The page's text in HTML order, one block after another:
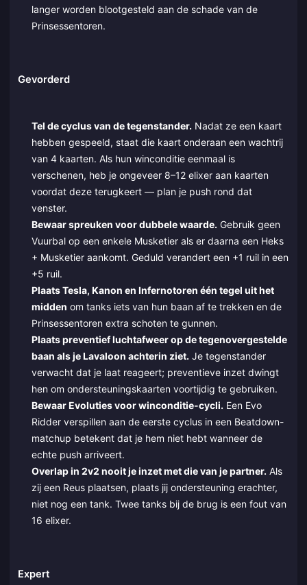
langer worden blootgesteld aan de schade van de
Prinsessentoren.
Gevorderd
Tel de cyclus van de tegenstander. Nadat ze een kaart
hebben gespeeld, staat die kaart onderaan een wachtrij
van 4 kaarten. Als hun winconditie eenmaal is
verschenen, heb je ongeveer 8–12 elixer aan kaarten
voordat deze terugkeert — plan je push rond dat
venster.
Bewaar spreuken voor dubbele waarde. Gebruik geen
Vuurbal op een enkele Musketier als er daarna een Heks
+ Musketier aankomt. Geduld verandert een +1 ruil in een
+5 ruil.
Plaats Tesla, Kanon en Infernotoren één tegel uit het
midden om tanks iets van hun baan af te trekken en de
Prinsessentoren extra schoten te gunnen.
Plaats preventief luchtafweer op de tegenovergestelde
baan als je Lavaloon achterin ziet. Je tegenstander
verwacht dat je laat reageert; preventieve inzet dwingt
hen om ondersteuningskaarten voortijdig te gebruiken.
Bewaar Evoluties voor winconditie-cycli. Een Evo
Ridder verspillen aan de eerste cyclus in een Beatdown-
matchup betekent dat je hem niet hebt wanneer de
echte push arriveert.
Overlap in 2v2 nooit je inzet met die van je partner. Als
zij een Reus plaatsen, plaats jij ondersteuning erachter,
niet nog een tank. Twee tanks bij de brug is een fout van
16 elixer.
Expert